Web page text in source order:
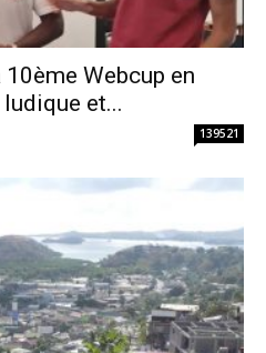
Webcup en
et...
139521